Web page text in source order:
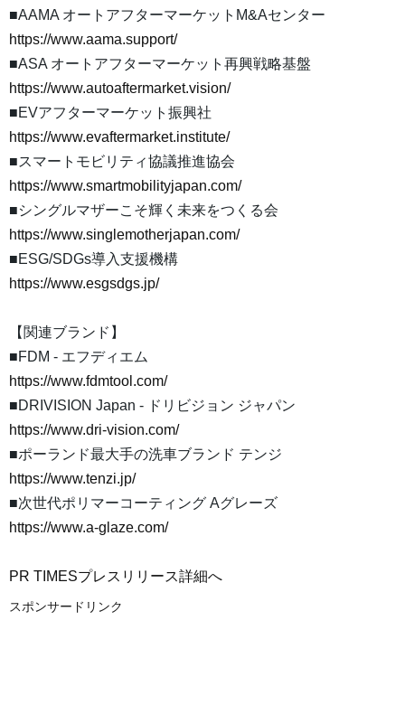
■AAMA オートアフターマーケットM&Aセンター
https://www.aama.support/
■ASA オートアフターマーケット再興戦略基盤
https://www.autoaftermarket.vision/
■EVアフターマーケット振興社
https://www.evaftermarket.institute/
■スマートモビリティ協議推進協会
https://www.smartmobilityjapan.com/
■シングルマザーこそ輝く未来をつくる会
https://www.singlemotherjapan.com/
■ESG/SDGs導入支援機構
https://www.esgsdgs.jp/
【関連ブランド】
■FDM - エフディエム
https://www.fdmtool.com/
■DRIVISION Japan - ドリビジョン ジャパン
https://www.dri-vision.com/
■ポーランド最大手の洗車ブランド テンジ
https://www.tenzi.jp/
■次世代ポリマーコーティング Aグレーズ
https://www.a-glaze.com/
PR TIMESプレスリリース詳細へ
スポンサードリンク